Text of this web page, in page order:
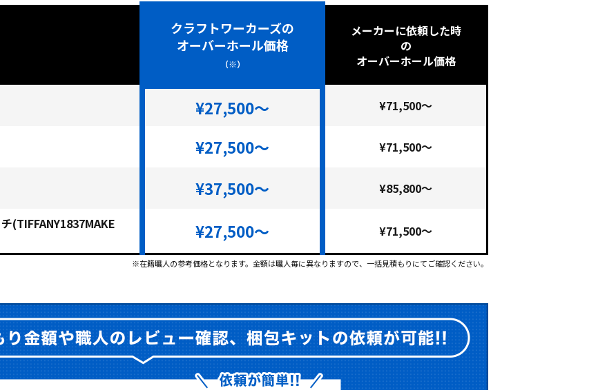
クラフトワーカーズの
オーバーホール価格
（※）
メーカーに依頼した時
の
オーバーホール価格
¥27,500～ ¥71,500～
¥27,500～ ¥71,500～
¥37,500～ ¥85,800～
(TIFFANY1837MAKE
¥27,500～ ¥71,500～
※在籍職人の参考価格となります。金額は職人毎に異なりますので、一括見積もりにてご確認ください。